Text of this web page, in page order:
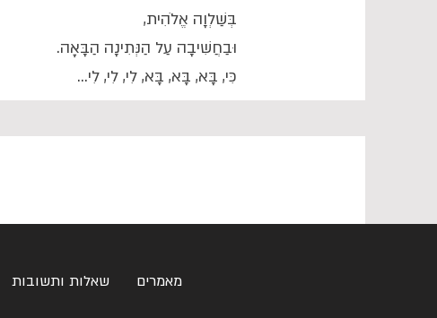
בְּשַׁלְוָה אֱלֹהִית,
וּבַחֲשִׁיבָה עַל הַנְּתִינָה הַבָּאָה.
כִּי, בָּא, בָּא, בָּא, לִי, לִי, לִי...
שאלות ותשובות מאמרים